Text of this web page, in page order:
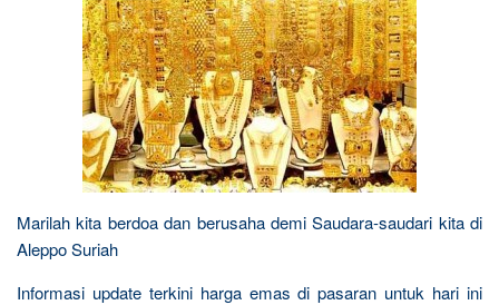
Marilah kita berdoa dan berusaha demi Saudara-saudari kita di
Aleppo Suriah
Informasi update terkini harga emas di pasaran untuk hari ini